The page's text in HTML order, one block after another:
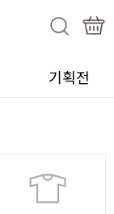
기획전